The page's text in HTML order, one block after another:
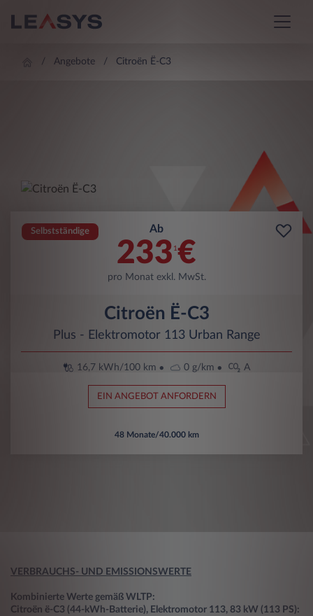
Angebote Citroën Ë-C3
Selbstständige Ab
233 1€
pro Monat exkl. MwSt.
Citroën Ë-C3
Plus - Elektromotor 113 Urban Range
16,7 kWh/100 km 0 g/km A
EIN ANGEBOT ANFORDERN
48 Monate/40.000 km
VERBRAUCHS- UND EMISSIONSWERTE
Kombinierte Werte gemäß WLTP:
Citroën ë-C3 (44-kWh-Batterie), Elektromotor 113, 83 kW (113 PS):